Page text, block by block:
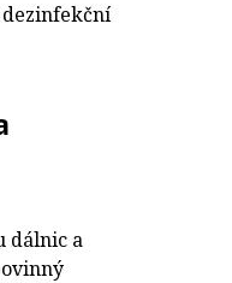
dálnic a